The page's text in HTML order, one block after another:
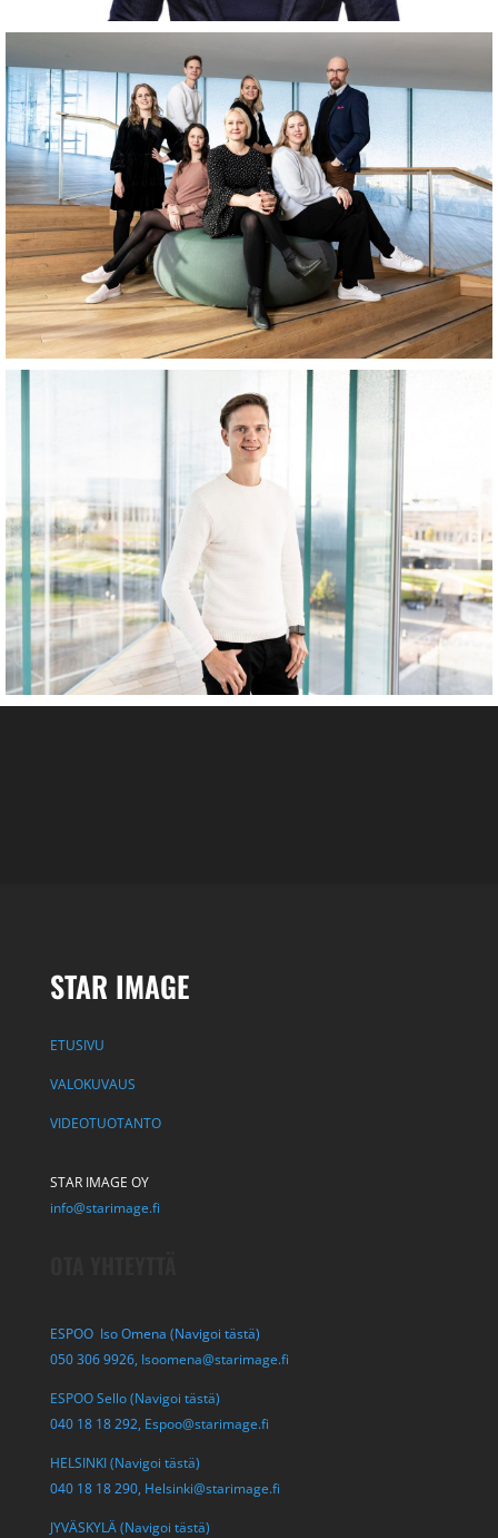
STAR IMAGE
ETUSIVU
VALOKUVAUS
VIDEOTUOTANTO
STAR IMAGE OY
info@starimage.fi
ESPOO Iso Omena (Navigoi tästä)
050 306 9926, Isoomena@starimage.fi
ESPOO Sello (Navigoi tästä)
040 18 18 292, Espoo@starimage.fi
HELSINKI (Navigoi tästä)
040 18 18 290, Helsinki@starimage.fi
JYVÄSKYLÄ (Navigoi tästä)